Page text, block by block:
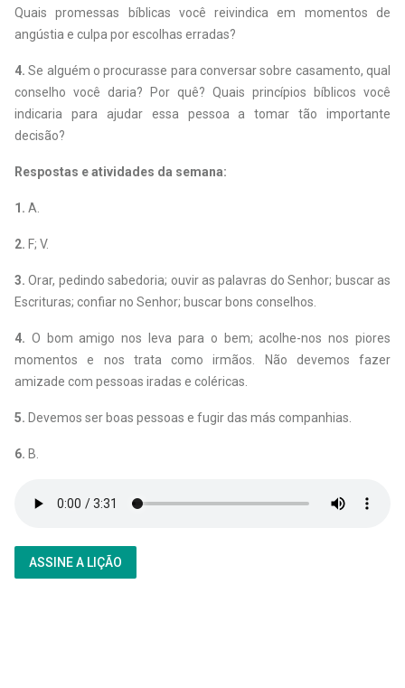
Quais promessas bíblicas você reivindica em momentos de
angústia e culpa por escolhas erradas?
4. Se alguém o procurasse para conversar sobre casamento, qual
conselho você daria? Por quê? Quais princípios bíblicos você
indicaria para ajudar essa pessoa a tomar tão importante
decisão?
Respostas e atividades da semana:
1. A.
2. F; V.
3. Orar, pedindo sabedoria; ouvir as palavras do Senhor; buscar as
Escrituras; confiar no Senhor; buscar bons conselhos.
4. O bom amigo nos leva para o bem; acolhe-nos nos piores
momentos e nos trata como irmãos. Não devemos fazer
amizade com pessoas iradas e coléricas.
5. Devemos ser boas pessoas e fugir das más companhias.
6. B.
ASSINE A LIÇÃO